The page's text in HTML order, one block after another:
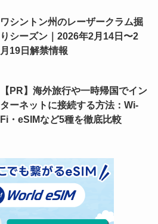
ワシントン州のレーザークラム掘
りシーズン｜2026年2月14日〜2
月19日解禁情報
【PR】海外旅行や一時帰国でイン
ターネットに接続する方法：Wi-
Fi・eSIMなど5種を徹底比較